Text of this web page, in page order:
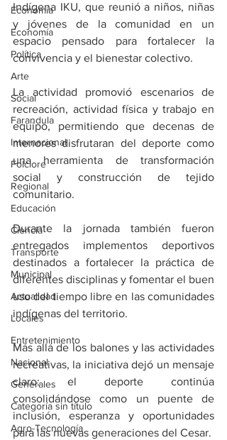
Economía
Economía
Política
Arte
Social
Farandula
Internacional
Folclore
Regional
Educación
Ciencia
Transporte
Municipal
Actualidad
Locales
Entretenimiento
Nacional
Generales
Categoría sin título
Agro-Tecnología
Indígena IKU, que reunió a niños, niñas
y jóvenes de la comunidad en un
espacio pensado para fortalecer la
convivencia y el bienestar colectivo.
La actividad promovió escenarios de
recreación, actividad física y trabajo en
equipo, permitiendo que decenas de
menores disfrutaran del deporte como
una herramienta de transformación
social y construcción de tejido
comunitario.
Durante la jornada también fueron
entregados implementos deportivos
destinados a fortalecer la práctica de
diferentes disciplinas y fomentar el buen
uso del tiempo libre en las comunidades
indígenas del territorio.
Más allá de los balones y las actividades
recreativas, la iniciativa dejó un mensaje
claro: el deporte continúa
consolidándose como un puente de
inclusión, esperanza y oportunidades
para las nuevas generaciones del Cesar.